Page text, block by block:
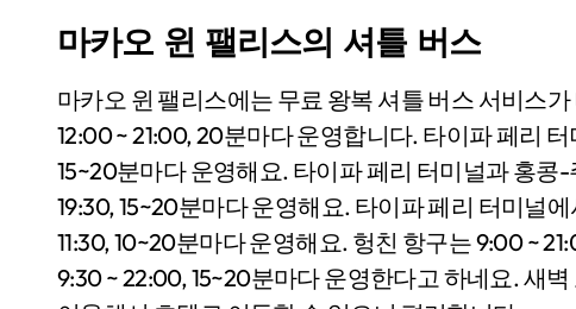
마카오 윈 팰리스의 셔틀 버스
마카오 윈 팰리스에는 무료 왕복 셔틀 버스 서비스
12:00 ~ 21:00, 20분마다 운영합니다. 타이파 페리
15~20분마다 운영해요. 타이파 페리 터미널과 홍콩
19:30, 15~20분마다 운영해요. 타이파 페리 터미널
11:30, 10~20분마다 운영해요. 헝친 항구는 9:00 ~
9:30 ~ 22:00, 15~20분마다 운영한다고 하네요. 새